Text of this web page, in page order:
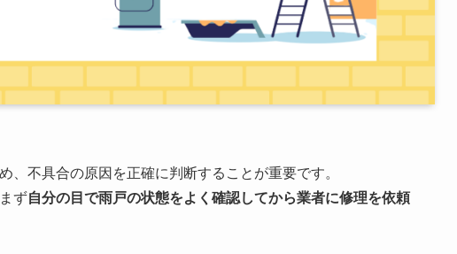
不具合の原因を正確に判断することが重要です。
ず自分の目で雨戸の状態をよく確認してから業者に修理を依頼